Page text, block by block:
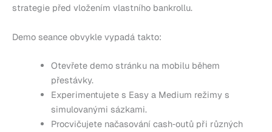
strategie před vložením vlastního bankrollu.
Demo seance obvykle vypadá takto:
Otevřete demo stránku na mobilu během
přestávky.
Experimentujete s Easy a Medium režimy s
simulovanými sázkami.
Procvičujete načasování cash‑outů při různých